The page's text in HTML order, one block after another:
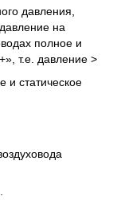
давления,
на
полное и
т.е. давление >
и статическое